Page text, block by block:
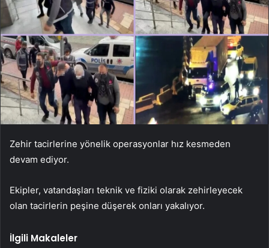
Zehir tacirlerine yönelik operasyonlar hız kesmeden
devam ediyor.
Ekipler, vatandaşları teknik ve fiziki olarak zehirleyecek
olan tacirlerin peşine düşerek onları yakalıyor.
İlgili Makaleler